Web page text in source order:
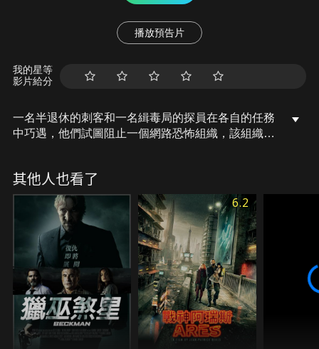
播放預告片
我的星等
影片給分
一名半退休的刺客和一名緝毒局的探員在各自的任務
中巧遇，他們試圖阻止一個網路恐怖組織，該組織建
其他人也看了
6.2